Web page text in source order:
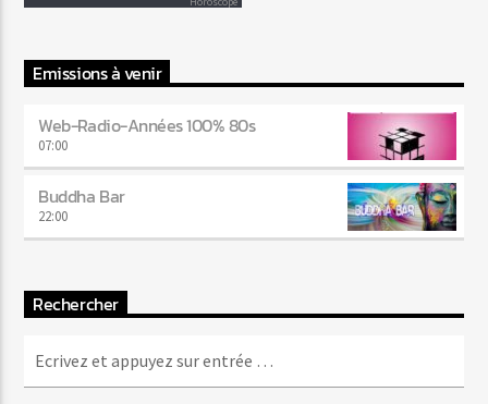
Emissions à venir
Web-Radio-Années 100% 80s
07:00
Buddha Bar
22:00
Rechercher